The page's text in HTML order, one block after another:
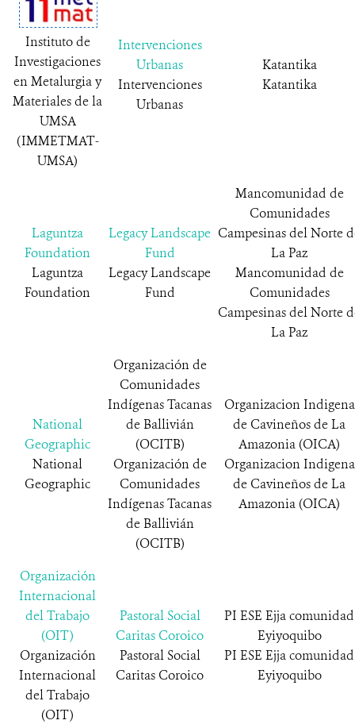
Instituto de
Investigaciones
en Metalurgia y
Materiales de la
UMSA
(IMMETMAT-
UMSA)
Intervenciones
Urbanas
Intervenciones
Urbanas
Katantika
Katantika
Laguntza
Foundation
Laguntza
Foundation
Legacy Landscape
Fund
Legacy Landscape
Fund
Mancomunidad de
Comunidades
Campesinas del Norte
La Paz
Mancomunidad de
Comunidades
Campesinas del Norte
La Paz
National
Geographic
National
Geographic
Organización de
Comunidades
Indígenas Tacanas
de Ballivián
(OCITB)
Organización de
Comunidades
Indígenas Tacanas
de Ballivián
(OCITB)
Organizacion Indigena
de Cavineños de La
Amazonia (OICA)
Organizacion Indigena
de Cavineños de La
Amazonia (OICA)
Organización
Internacional
del Trabajo
(OIT)
Organización
Internacional
del Trabajo
(OIT)
Pastoral Social
Caritas Coroico
Pastoral Social
Caritas Coroico
PI ESE Ejja comunidad
Eyiyoquibo
PI ESE Ejja comunidad
Eyiyoquibo